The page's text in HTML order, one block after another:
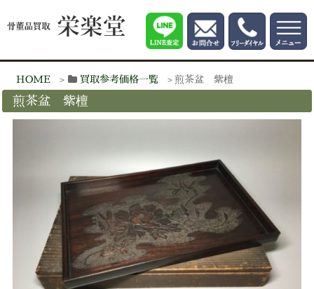
HOME 買取参考価格一覧 煎茶盆 紫檀
煎茶盆 紫檀